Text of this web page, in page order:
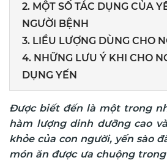
2. MỘT SỐ TÁC DỤNG CỦA
NGƯỜI BỆNH
3. LIỀU LƯỢNG DÙNG CHO
4. NHỮNG LƯU Ý KHI CHO
DỤNG YẾN
Được biết đến là một trong
hàm lượng dinh dưỡng cao
khỏe của con người, yến sào
món ăn được ưa chuộng